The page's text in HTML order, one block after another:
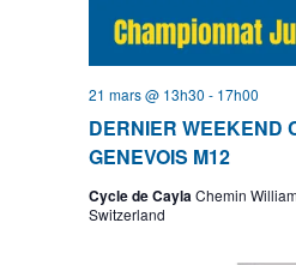
DERNIER WEEKEND
GENEVOIS M12
21 mars @ 13h30 - 17h00
Cycle de Cayla Chemin
Switzerland